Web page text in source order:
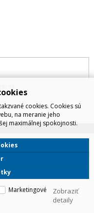
cookies. Cookies sú
na meranie jeho
maximálnej spokojnosti.
Marketingové
Zobraziť
detaily